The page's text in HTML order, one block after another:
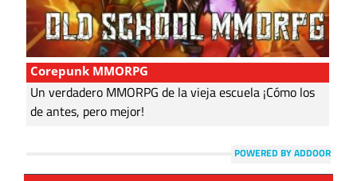
Corepunk MMORPG
Un verdadero MMORPG de la vieja escuela ¡Cómo los
de antes, pero mejor!
POWERED BY ADDOOR